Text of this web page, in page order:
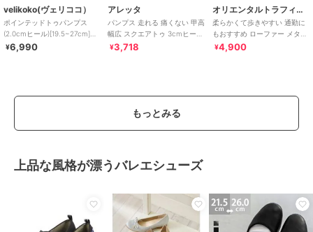
velikoko(ヴェリココ）
ポインテッドトゥパンプス
(2.0cmヒール)[19.5~27cm]ラ
クチンきれいシューズ
¥6,990
アレッタ
パンプス 走れる 痛くない 甲高
幅広 スクエアトゥ 3cmヒール
チャンキーヒール 26秋冬新作
¥3,718
オリエンタルトラフィック
柔らかくて歩きやすい 通勤に
もおすすめ ローファー メタル
アクセントオペラシューズ/R-
¥4,900
もっとみる
上品な風格が漂うバレエシューズ